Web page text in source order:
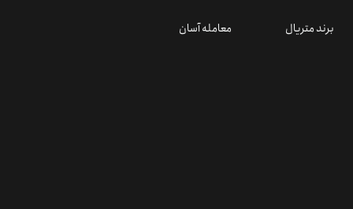
برند متریال معامله آسان